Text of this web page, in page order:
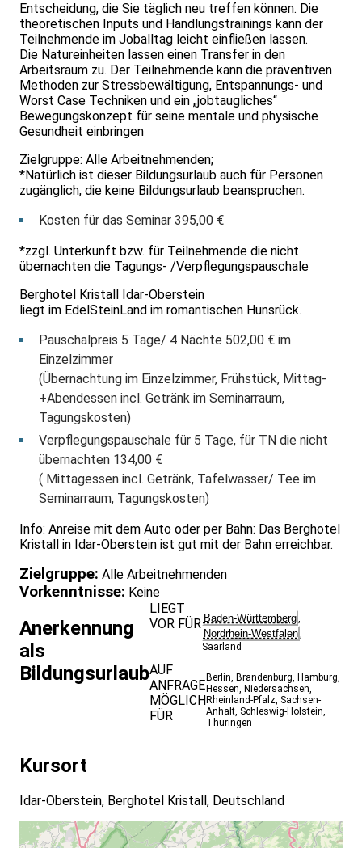
Entscheidung, die Sie täglich neu treffen können. Die
theoretischen Inputs und Handlungstrainings kann der
Teilnehmende im Joballtag leicht einfließen lassen.
Die Natureinheiten lassen einen Transfer in den
Arbeitsraum zu. Der Teilnehmende kann die präventiven
Methoden zur Stressbewältigung, Entspannungs- und
Worst Case Techniken und ein „jobtaugliches“
Bewegungskonzept für seine mentale und physische
Gesundheit einbringen
Zielgruppe: Alle Arbeitnehmenden;
*Natürlich ist dieser Bildungsurlaub auch für Personen
zugänglich, die keine Bildungsurlaub beanspruchen.
Kosten für das Seminar 395,00 €
*zzgl. Unterkunft bzw. für Teilnehmende die nicht
übernachten die Tagungs- /Verpflegungspauschale
Berghotel Kristall Idar-Oberstein
liegt im EdelSteinLand im romantischen Hunsrück.
Pauschalpreis 5 Tage/ 4 Nächte 502,00 € im
Einzelzimmer
(Übernachtung im Einzelzimmer, Frühstück, Mittag-
+Abendessen incl. Getränk im Seminarraum,
Tagungskosten)
Verpflegungspauschale für 5 Tage, für TN die nicht
übernachten 134,00 €
( Mittagessen incl. Getränk, Tafelwasser/ Tee im
Seminarraum, Tagungskosten)
Info: Anreise mit dem Auto oder per Bahn: Das Berghotel
Kristall in Idar-Oberstein ist gut mit der Bahn erreichbar.
Zielgruppe: Alle Arbeitnehmenden
Vorkenntnisse: Keine
Anerkennung
als
Bildungsurlaub
LIEGT
VOR FÜR Baden-Württemberg,
Nordrhein-Westfalen,
Saarland
AUF
ANFRAGE
MÖGLICH
FÜR
Berlin, Brandenburg, Hamburg,
Hessen, Niedersachsen,
Rheinland-Pfalz, Sachsen-
Anhalt, Schleswig-Holstein,
Thüringen
Kursort
Idar-Oberstein, Berghotel Kristall, Deutschland